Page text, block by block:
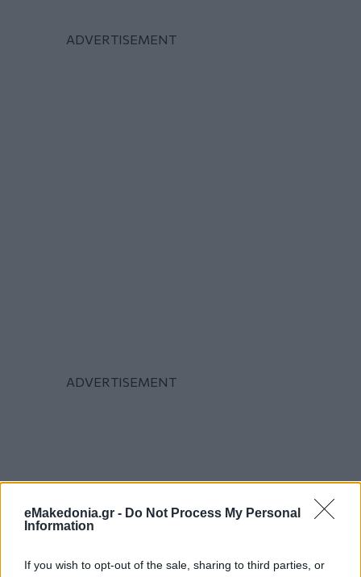
eMakedonia.gr - Do Not Process My Personal
Information
If you wish to opt-out of the sale, sharing to third parties, or